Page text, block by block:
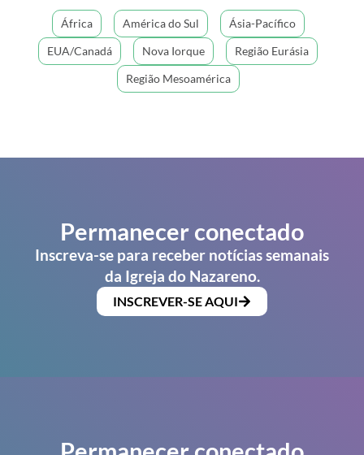
África América do Sul
Ásia-Pacífico
EUA/Canadá
Nova Iorque
Região Eurásia
Região Mesoamérica
Permanecer conectado
Inscreva-se para receber notícias semanais
da Igreja do Nazareno.
INSCREVER-SE AQUI